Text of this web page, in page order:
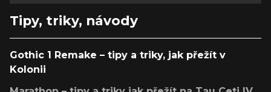
Tipy, triky, návody
Gothic 1 Remake – tipy a triky, jak přežít v
Kolonii